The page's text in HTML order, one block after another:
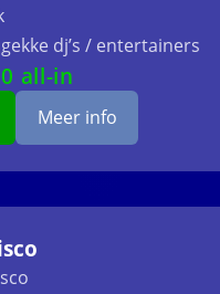
dj’s / entertainers
all-in
Meer info